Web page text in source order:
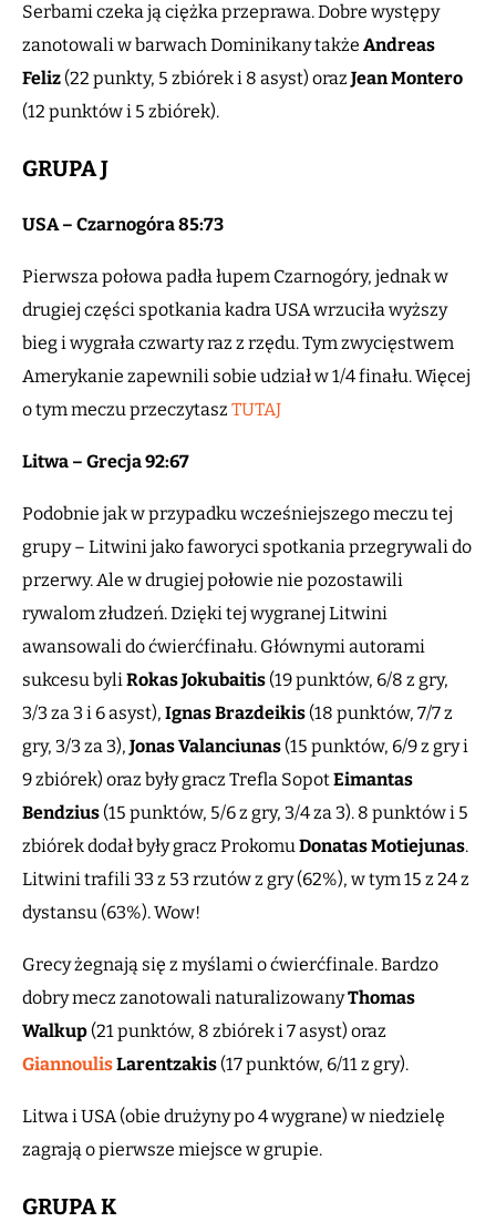
Serbami czeka ją ciężka przeprawa. Dobre występy
zanotowali w barwach Dominikany także Andreas
Feliz (22 punkty, 5 zbiórek i 8 asyst) oraz Jean Montero
(12 punktów i 5 zbiórek).
GRUPA J
USA – Czarnogóra 85:73
Pierwsza połowa padła łupem Czarnogóry, jednak w
drugiej części spotkania kadra USA wrzuciła wyższy
bieg i wygrała czwarty raz z rzędu. Tym zwycięstwem
Amerykanie zapewnili sobie udział w 1/4 finału. Więcej
o tym meczu przeczytasz TUTAJ
Litwa – Grecja 92:67
Podobnie jak w przypadku wcześniejszego meczu tej
grupy – Litwini jako faworyci spotkania przegrywali do
przerwy. Ale w drugiej połowie nie pozostawili
rywalom złudzeń. Dzięki tej wygranej Litwini
awansowali do ćwierćfinału. Głównymi autorami
sukcesu byliRokas Jokubaitis (19 punktów, 6/8 z gry,
3/3 za 3 i 6 asyst), Ignas Brazdeikis (18 punktów, 7/7 z
gry, 3/3 za 3), Jonas Valanciunas (15 punktów, 6/9 z gry i
9 zbiórek) oraz były gracz Trefla SopotEimantas
Bendzius (15 punktów, 5/6 z gry, 3/4 za 3). 8 punktów i 5
zbiórek dodał były gracz ProkomuDonatas Motiejunas.
Litwini trafili 33 z 53 rzutów z gry (62%), w tym 15 z 24 z
dystansu (63%). Wow!
Grecy żegnają się z myślami o ćwierćfinale. Bardzo
dobry mecz zanotowali naturalizowanyThomas
Walkup (21 punktów, 8 zbiórek i 7 asyst) oraz
GiannoulisLarentzakis (17 punktów, 6/11 z gry).
Litwa i USA (obie drużyny po 4 wygrane) w niedzielę
zagrają o pierwsze miejsce w grupie.
GRUPA K